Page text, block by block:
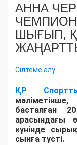
АННА
ШЫҒЫП,
Сілтеме алу
ҚР
басталған
арасындағы
күнінде
сынға түсті.